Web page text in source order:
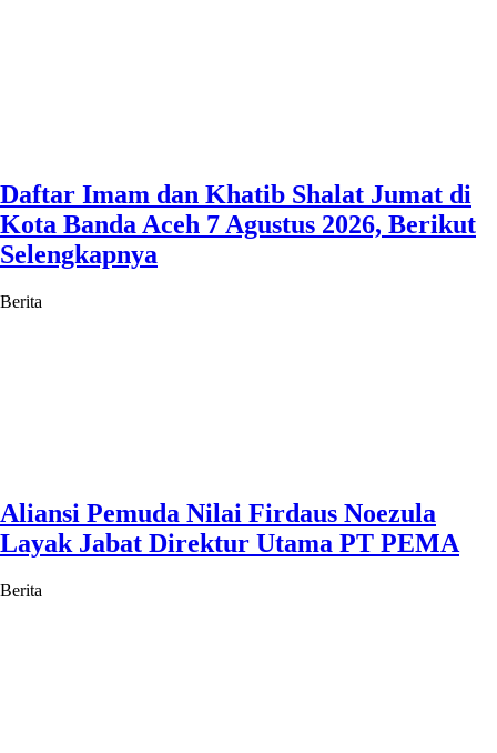
Daftar Imam dan Khatib Shalat Jumat di
Kota Banda Aceh 7 Agustus 2026, Berikut
Selengkapnya
Berita
Aliansi Pemuda Nilai Firdaus Noezula
Layak Jabat Direktur Utama PT PEMA
Berita